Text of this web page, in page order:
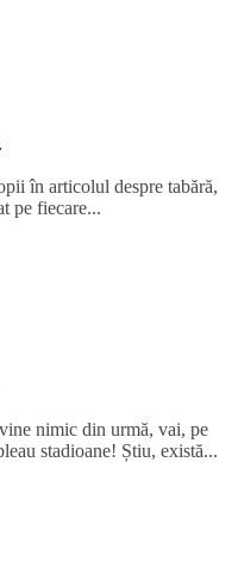
în articolul despre tabără,
pe fiecare...
nimic din urmă, vai, pe
stadioane! Știu, există...